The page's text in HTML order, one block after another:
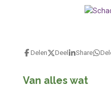
hoofdinhoud
Delen Deel Share
Van alles wat